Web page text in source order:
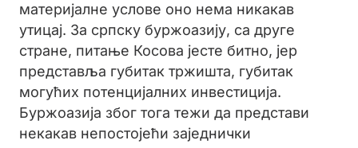
материјалне услове оно нема никакав
утицај. За српску буржоазију, са друге
стране, питање Косова јесте битно, јер
представља губитак тржишта, губитак
могућих потенцијалних инвестиција.
Буржоазија због тога тежи да представи
некакав непостојећи заједнички